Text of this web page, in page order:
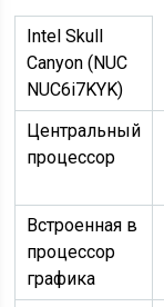
Intel Skull
Canyon (NUC
NUC6i7KYK)
Центральный
процессор
Встроенная в
процессор
графика